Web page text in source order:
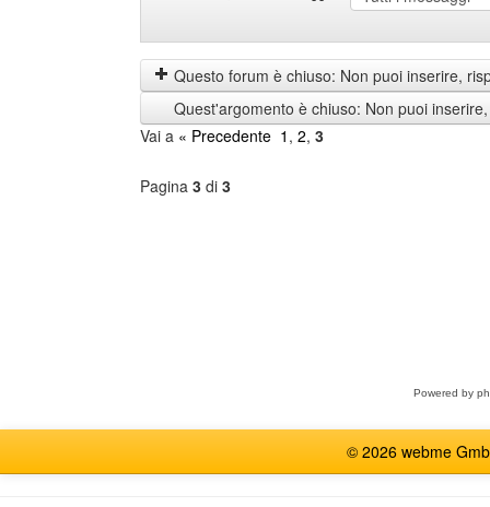
prima
i
messaggi
di
by
Questo forum è chiuso: Non puoi inserire,
Quest'argomento è chiuso: Non puoi
Vai a « Precedente 1 , 2, 3
Pagina 3 di 3
Powered by
© 2026 webme